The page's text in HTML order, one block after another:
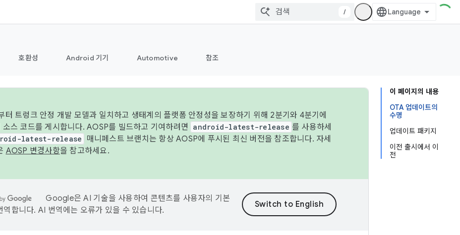
/
호환성 Android 기기 Automotive 참조
이 페이지의 내용
OTA 업데이트의
수명
업데이트 패키지
이전 출시에서 이
전
터 트렁크 안정 개발 모델과 일치하고 생태계의 플랫폼 안정성을 보장하기 위해 2분기와 4분기에
스 코드를 게시합니다. AOSP를 빌드하고 기여하려면
android-latest-release 를 사용하세
latest-release
매니페스트 브랜치는 항상 AOSP에 푸시된 최신 버전을 참조합니다. 자세
AOSP 변경사항을 참고하세요.
Google은 AI 기술을 사용하여 콘텐츠를 사용자의 기본
역합니다. AI 번역에는 오류가 있을 수 있습니다.